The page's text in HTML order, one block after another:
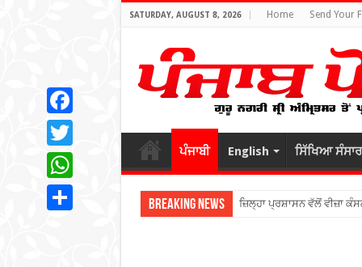
SATURDAY, AUGUST 8, 2026 Home Send Your
ਪੰਜਾਬੀ English ਸਿੱਖਿਆ ਸੰਸਾਰ
Breaking News ਜ਼ਿਲ੍ਹਾ ਪ੍ਰਸ਼ਾਸਨ ਵੱਲੋਂ ਵੀਜ਼ਾ
Facebook
Twitter
WhatsApp